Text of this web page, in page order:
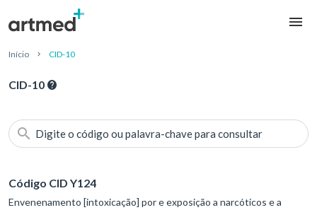
Início CID-10
CID-10
Digite o código ou palavra-chave para consultar
Código CID Y124
Envenenamento [intoxicação] por e exposição a narcóticos e a